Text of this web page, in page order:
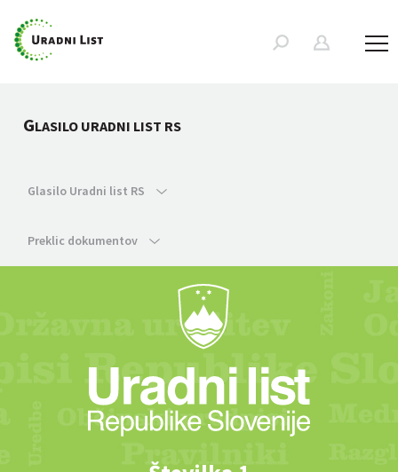
GLASILO URADNI LIST RS
Glasilo Uradni list RS
Preklic dokumentov